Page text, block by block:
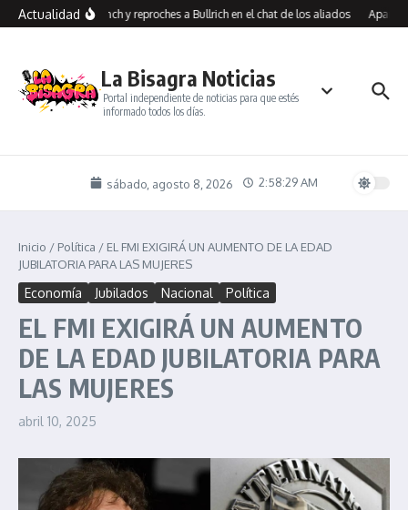
Saltar al contenido
Actualidad
contra Benegas Lynch y reproches a Bullrich en el chat de los aliados
La Bisagra Noticias
Portal independiente de noticias para que estés
informado todos los días.
sábado, agosto 8, 2026 2:58:29 AM
Inicio / Política / EL FMI EXIGIRÁ UN AUMENTO DE LA EDAD
JUBILATORIA PARA LAS MUJERES
Economía Jubilados Nacional Política
EL FMI EXIGIRÁ UN AUMENTO
DE LA EDAD JUBILATORIA PARA
LAS MUJERES
abril 10, 2025